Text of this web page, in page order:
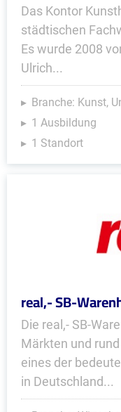
Das Kontor
städtischen
Es wurde 2008
Ulrich...
Branche: Kunst,
1 Ausbildung
1 Standort
real,- SB-
Die real,- SB-
Märkten und
eines der
in Deutschland...